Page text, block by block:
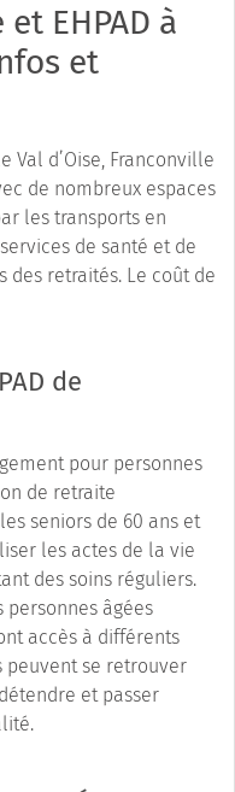
EHPAD à
et
Val d’Oise, Franconville
de nombreux espaces
les transports en
de santé et de
des retraités. Le coût de
de
pour personnes
de retraite
seniors de 60 ans et
les actes de la vie
des soins réguliers.
personnes âgées
accès à différents
peuvent se retrouver
et passer